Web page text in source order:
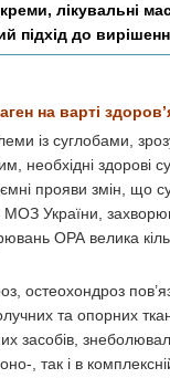
лікувальні
підхід до
на варті
із суглобами,
здорові
прояви змін, що
України,
ОРА велика
остеохондроз
та опорних
засобів,
, так і в